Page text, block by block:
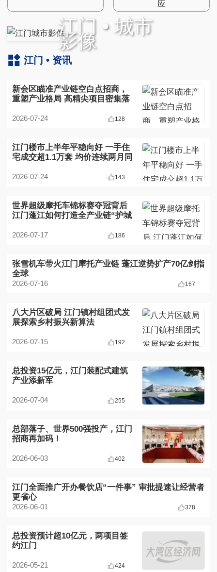
江门 • 城市
影像
江门 • 资讯
新会区瞄准产业链空白点招商，
重塑产业格局 高精尖项目密集落
2026-07-24 128
江门楼市上半年平稳向好 一手住
宅成交超1.1万套 均价连续两月同
2026-07-24 143
世界超级摩托车锦标赛夺冠背后
江门蓬江如何打造全产业链“护城
2026-07-17 186
张雪机车带火江门摩托产业链 蓬江逆势扩产70亿剑指
全球
2026-07-16 167
八大片区破局 江门镇村组团式发
展探索乡村振兴新算法
2026-07-15 192
总投资15亿元，江门装配式建筑
产业添新军
2026-07-04 255
总部落子、世界500强投产，江门
招商再加码！
2026-06-03 402
江门全面推广开办餐饮店“一件事” 审批提速让经营者
更省心
2026-06-01 378
总投资预计超10亿元，两项目签
约江门
2026-05-21 424